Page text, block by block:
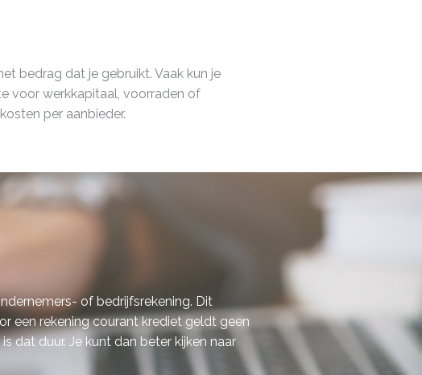
bedrag dat je gebruikt. Vaak kun je
voor werkkapitaal, voorraden of
per aanbieder.
of bedrijfsrekening. Dit
een rekening courant krediet geldt geen
dat duur. Je kunt dan beter kijken naar